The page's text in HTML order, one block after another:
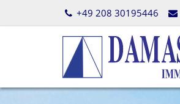
+49 208 30195446